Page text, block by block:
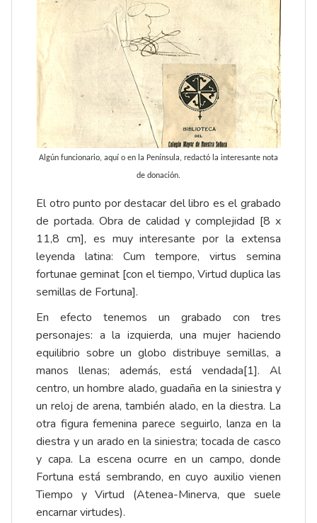
Algún funcionario, aquí o en la Península, redactó la interesante nota
de donación.
El otro punto por destacar del libro es el grabado
de portada. Obra de calidad y complejidad [8 x
11,8 cm], es muy interesante por la extensa
leyenda latina: Cum tempore, virtus semina
fortunae geminat [con el tiempo, Virtud duplica las
semillas de Fortuna].
En efecto tenemos un grabado con tres
personajes: a la izquierda, una mujer haciendo
equilibrio sobre un globo distribuye semillas, a
manos llenas; además, está vendada[1]. Al
centro, un hombre alado, guadaña en la siniestra y
un reloj de arena, también alado, en la diestra. La
otra figura femenina parece seguirlo, lanza en la
diestra y un arado en la siniestra; tocada de casco
y capa. La escena ocurre en un campo, donde
Fortuna está sembrando, en cuyo auxilio vienen
Tiempo y Virtud (Atenea-Minerva, que suele
encarnar virtudes).